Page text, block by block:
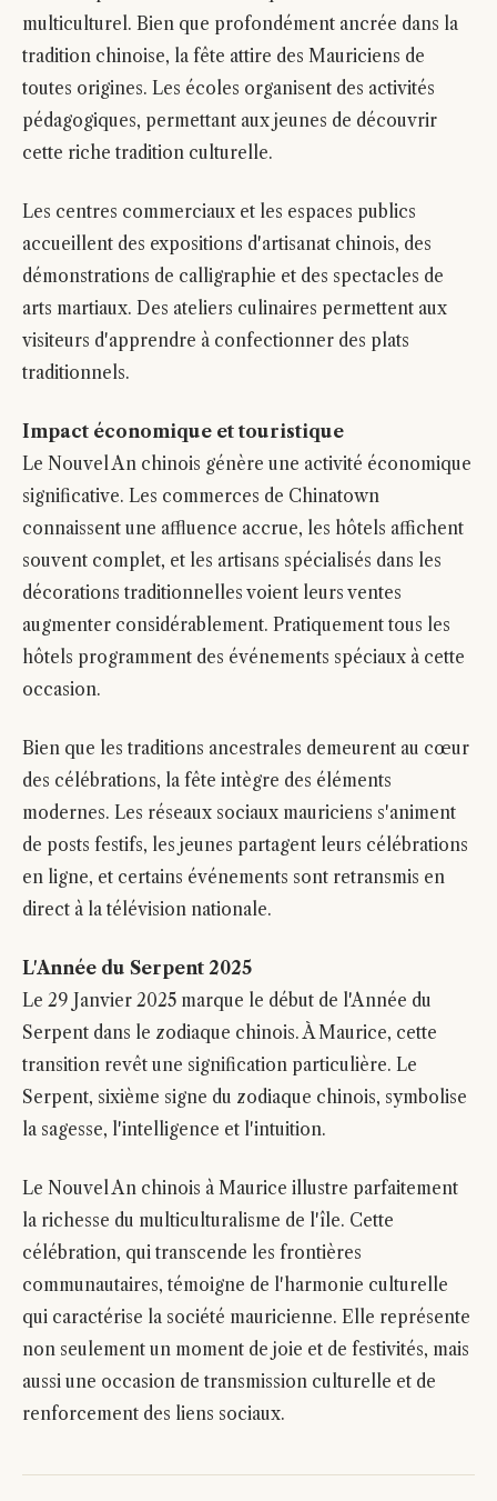
multiculturel. Bien que profondément ancrée dans la
tradition chinoise, la fête attire des Mauriciens de
toutes origines. Les écoles organisent des activités
pédagogiques, permettant aux jeunes de découvrir
cette riche tradition culturelle.
Les centres commerciaux et les espaces publics
accueillent des expositions d'artisanat chinois, des
démonstrations de calligraphie et des spectacles de
arts martiaux. Des ateliers culinaires permettent aux
visiteurs d'apprendre à confectionner des plats
traditionnels.
Impact économique et touristique
Le Nouvel An chinois génère une activité économique
significative. Les commerces de Chinatown
connaissent une affluence accrue, les hôtels affichent
souvent complet, et les artisans spécialisés dans les
décorations traditionnelles voient leurs ventes
augmenter considérablement. Pratiquement tous les
hôtels programment des événements spéciaux à cette
occasion.
Bien que les traditions ancestrales demeurent au cœur
des célébrations, la fête intègre des éléments
modernes. Les réseaux sociaux mauriciens s'animent
de posts festifs, les jeunes partagent leurs célébrations
en ligne, et certains événements sont retransmis en
direct à la télévision nationale.
L'Année du Serpent 2025
Le 29 Janvier 2025 marque le début de l'Année du
Serpent dans le zodiaque chinois. À Maurice, cette
transition revêt une signification particulière. Le
Serpent, sixième signe du zodiaque chinois, symbolise
la sagesse, l'intelligence et l'intuition.
Le Nouvel An chinois à Maurice illustre parfaitement
la richesse du multiculturalisme de l'île. Cette
célébration, qui transcende les frontières
communautaires, témoigne de l'harmonie culturelle
qui caractérise la société mauricienne. Elle représente
non seulement un moment de joie et de festivités, mais
aussi une occasion de transmission culturelle et de
renforcement des liens sociaux.